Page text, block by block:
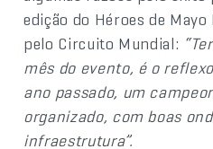
edição do Héroes de
pelo Circuito Mundial:
mês do evento, é o
ano passado, um
organizado, com boas
infraestrutura”.